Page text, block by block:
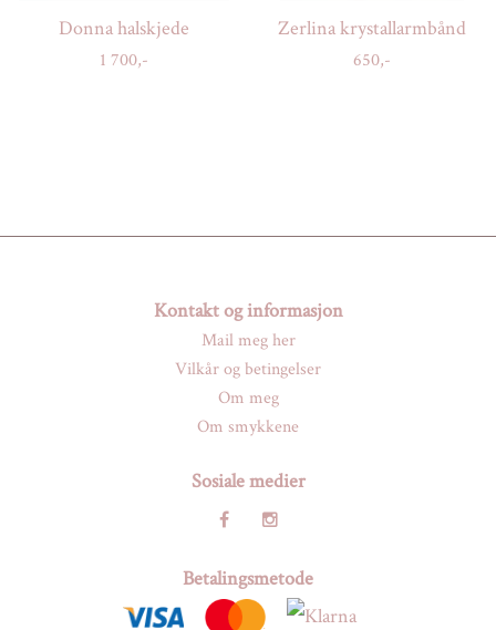
Donna halskjede
1 700,-
Zerlina krystallarmbånd
650,-
Kontakt og informasjon
Mail meg her
Vilkår og betingelser
Om meg
Om smykkene
Sosiale medier
Betalingsmetode